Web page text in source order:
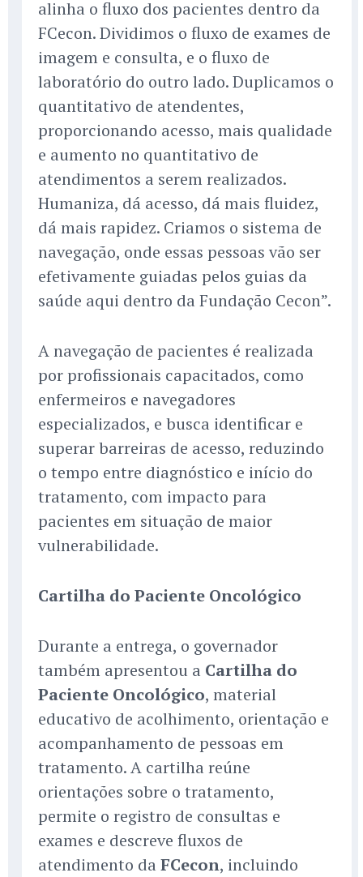
alinha o fluxo dos pacientes dentro da
FCecon. Dividimos o fluxo de exames de
imagem e consulta, e o fluxo de
laboratório do outro lado. Duplicamos o
quantitativo de atendentes,
proporcionando acesso, mais qualidade
e aumento no quantitativo de
atendimentos a serem realizados.
Humaniza, dá acesso, dá mais fluidez,
dá mais rapidez. Criamos o sistema de
navegação, onde essas pessoas vão ser
efetivamente guiadas pelos guias da
saúde aqui dentro da Fundação Cecon”.
A navegação de pacientes é realizada
por profissionais capacitados, como
enfermeiros e navegadores
especializados, e busca identificar e
superar barreiras de acesso, reduzindo
o tempo entre diagnóstico e início do
tratamento, com impacto para
pacientes em situação de maior
vulnerabilidade.
Cartilha do Paciente Oncológico
Durante a entrega, o governador
também apresentou a Cartilha do
Paciente Oncológico, material
educativo de acolhimento, orientação e
acompanhamento de pessoas em
tratamento. A cartilha reúne
orientações sobre o tratamento,
permite o registro de consultas e
exames e descreve fluxos de
atendimento da FCecon, incluindo